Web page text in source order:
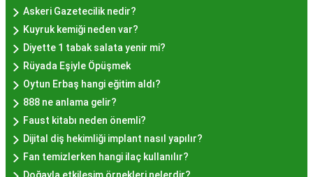
hazırlanması yatmaktadır.
Hayır Lokması İstanbul'da
Nerede Bulunur?
İstanbul genelinde birçok yerel işletme ve
pastane, hayır lokması sunmaktadır. Geleneksel
Eyüp gibi tarihi semtlerdeki lokantalarda Hayır
Lokması deneyimi daha da özel olabilir. Ayrıca,
Askeri Gazetecilik nedir?
Kuyruk kemiği neden var?
Diyette 1 tabak salata yenir mi?
Rüyada Eşiyle Öpüşmek
Oytun Erbaş hangi eğitim aldı?
888 ne anlama gelir?
Faust kitabı neden önemli?
Dijital diş hekimliği implant nasıl yapılır?
Fan temizlerken hangi ilaç kullanılır?